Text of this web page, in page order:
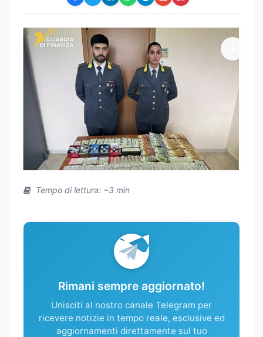
Tempo di lettura: ~3 min
Rimani sempre aggiornato!
Unisciti al nostro canale Telegram per
ricevere notizie in tempo reale, esclusive ed
aggiornamenti direttamente sul tuo